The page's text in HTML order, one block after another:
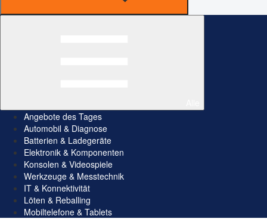
Angebote des Tages
Automobil & Diagnose
Batterien & Ladegeräte
Elektronik & Komponenten
Konsolen & Videospiele
Werkzeuge & Messtechnik
IT & Konnektivität
Löten & Reballing
Mobiltelefone & Tablets